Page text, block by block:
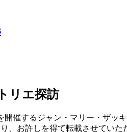
リエ探訪
開催するジャン・マリー・ザ
、お許しを得て転載させていた